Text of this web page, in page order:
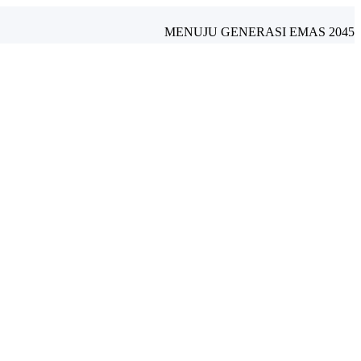
MENUJU GENERASI EMAS 2045